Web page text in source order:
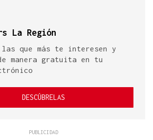
La Región
las que más te interesen y
manera gratuita en tu
DESCÚBRELAS